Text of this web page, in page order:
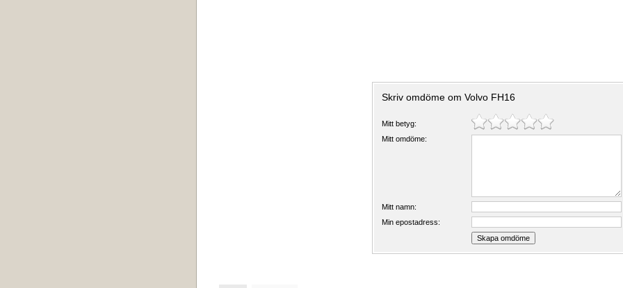
Skriv omdöme om Volvo FH16
Mitt betyg:
Mitt omdöme:
Mitt namn:
Min epostadress: